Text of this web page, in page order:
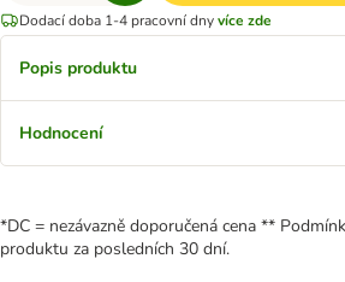
Dodací doba 1-4 pracovní dnyvíce zde
Popis produktu
Hodnocení
*DC = nezávazně doporučená cena **
produktu za posledních 30 dní.